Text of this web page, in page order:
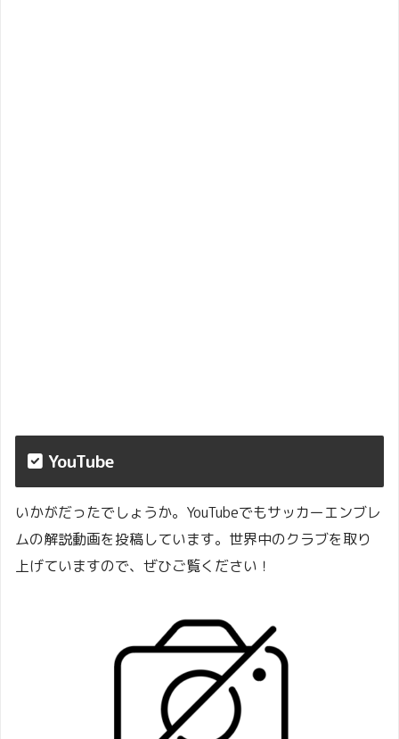
YouTube
いかがだったでしょうか。YouTubeでもサッカーエンブレ
ムの解説動画を投稿しています。世界中のクラブを取り
上げていますので、ぜひご覧ください！